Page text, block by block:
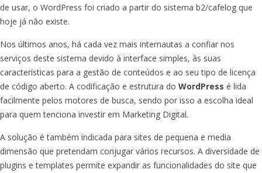
de usar, o WordPress foi criado a partir do sistema b2/cafelog que
hoje já não existe.
Nos últimos anos, há cada vez mais internautas a confiar nos
serviços deste sistema devido à interface simples, às suas
características para a gestão de conteúdos e ao seu tipo de licença
de código aberto. A codificação e estrutura do WordPress é lida
facilmente pelos motores de busca, sendo por isso a escolha ideal
para quem tenciona investir em Marketing Digital.
A solução é também indicada para sites de pequena e media
dimensão que pretendam conjugar vários recursos. A diversidade de
plugins e templates permite expandir as funcionalidades do site que